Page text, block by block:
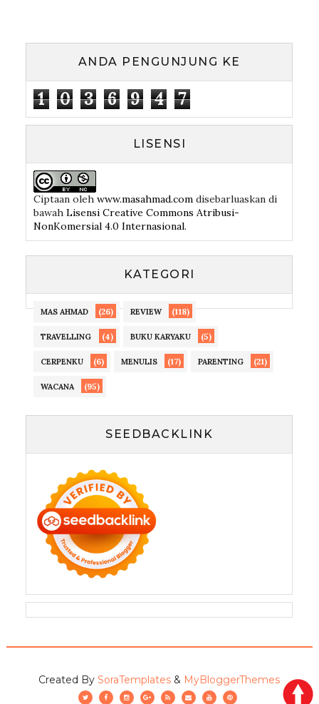
ANDA PENGUNJUNG KE
1 0 3 6 9 4 7
LISENSI
Ciptaan olehwww.masahmad.com disebarluaskan di
bawahLisensi Creative Commons Atribusi-
NonKomersial 4.0 Internasional.
KATEGORI
MAS AHMAD (26) REVIEW (118)
TRAVELLING (4) BUKU KARYAKU (5)
CERPENKU (6) MENULIS (17) PARENTING (21)
WACANA (95)
SEEDBACKLINK
Created BySoraTemplates & MyBloggerThemes